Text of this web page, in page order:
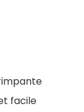
facile